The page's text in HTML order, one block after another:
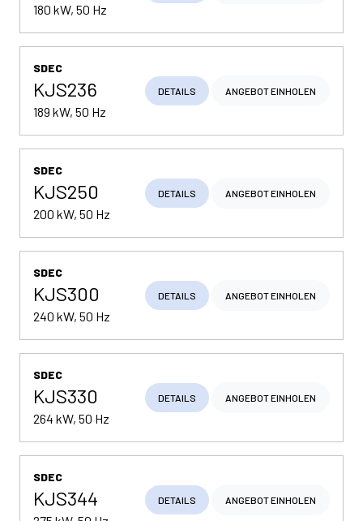
180 kW, 50 Hz
SDEC
KJS236
189 kW, 50 Hz
DETAILS ANGEBOT EINHOLEN
SDEC
KJS250
200 kW, 50 Hz
DETAILS ANGEBOT EINHOLEN
SDEC
KJS300
240 kW, 50 Hz
DETAILS ANGEBOT EINHOLEN
SDEC
KJS330
264 kW, 50 Hz
DETAILS ANGEBOT EINHOLEN
SDEC
KJS344 DETAILS ANGEBOT EINHOLEN